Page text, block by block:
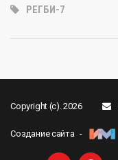
РЕГБИ-7
Copyright (c). 2026
Создание сайта -